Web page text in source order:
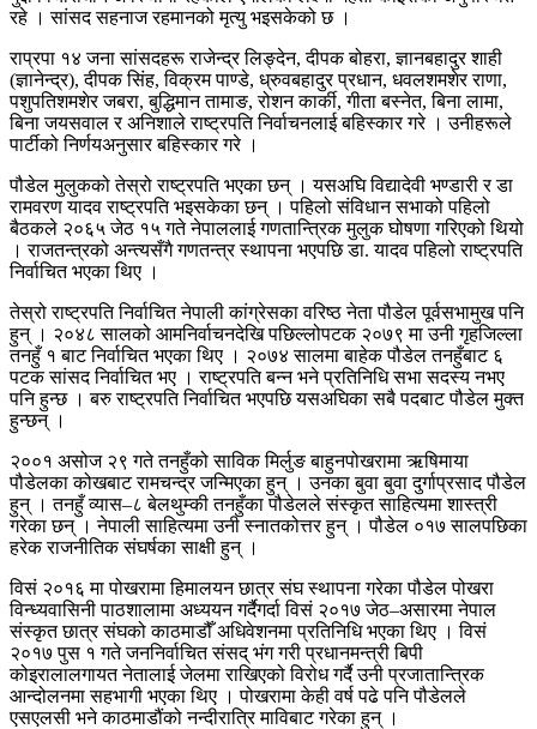
रहे । सांसद सहनाज रहमानको मृत्यु भइसकेको छ ।
राप्रपा १४ जना सांसदहरू राजेन्द्र लिङ्देन, दीपक बोहरा, ज्ञानबहादुर शाही
(ज्ञानेन्द्र), दीपक सिंह, विक्रम पाण्डे, ध्रुवबहादुर प्रधान, धवलशमशेर राणा,
पशुपतिशमशेर जबरा, बुद्धिमान तामाङ, रोशन कार्की, गीता बस्नेत, बिना लामा,
बिना जयसवाल र अनिशाले राष्ट्रपति निर्वाचनलाई बहिस्कार गरे । उनीहरूले
पार्टीको निर्णयअनुसार बहिस्कार गरे ।
पौडेल मुलुकको तेस्रो राष्ट्रपति भएका छन् । यसअघि विद्यादेवी भण्डारी र डा
रामवरण यादव राष्ट्रपति भइसकेका छन् । पहिलो संविधान सभाको पहिलो
बैठकले २०६५ जेठ १५ गते नेपाललाई गणतान्त्रिक मुलुक घोषणा गरिएको थियो
। राजतन्त्रको अन्त्यसँगै गणतन्त्र स्थापना भएपछि डा. यादव पहिलो राष्ट्रपति
निर्वाचित भएका थिए ।
तेस्रो राष्ट्रपति निर्वाचित नेपाली कांग्रेसका वरिष्ठ नेता पौडेल पूर्वसभामुख पनि
हुन् । २०४८ सालको आमनिर्वाचनदेखि पछिल्लोपटक २०७९ मा उनी गृहजिल्ला
तनहुँ १ बाट निर्वाचित भएका थिए । २०७४ सालमा बाहेक पौडेल तनहुँबाट ६
पटक सांसद निर्वाचित भए । राष्ट्रपति बन्न भने प्रतिनिधि सभा सदस्य नभए
पनि हुन्छ । बरु राष्ट्रपति निर्वाचित भएपछि यसअघिका सबै पदबाट पौडेल मुक्त
हुन्छन् ।
२००१ असोज २९ गते तनहुँको साविक मिर्लुङ बाहुनपोखरामा ऋषिमाया
पौडेलका कोखबाट रामचन्द्र जन्मिएका हुन् । उनका बुवा बुवा दुर्गाप्रसाद पौडेल
हुन् । तनहुँ व्यास–८ बेलथुम्की तनहुँका पौडेलले संस्कृत साहित्यमा शास्त्री
गरेका छन् । नेपाली साहित्यमा उनी स्नातकोत्तर हुन् । पौडेल ०१७ सालपछिका
हरेक राजनीतिक संघर्षका साक्षी हुन् ।
विसं २०१६ मा पोखरामा हिमालयन छात्र संघ स्थापना गरेका पौडेल पोखरा
विन्ध्यवासिनी पाठशालामा अध्ययन गर्दैगर्दा विसं २०१७ जेठ–असारमा नेपाल
संस्कृत छात्र संघको काठमाडौँ अधिवेशनमा प्रतिनिधि भएका थिए । विसं
२०१७ पुस १ गते जननिर्वाचित संसद् भंग गरी प्रधानमन्त्री बिपी
कोइरालालगायत नेतालाई जेलमा राखिएको विरोध गर्दै उनी प्रजातान्त्रिक
आन्दोलनमा सहभागी भएका थिए । पोखरामा केही वर्ष पढे पनि पौडेलले
एसएलसी भने काठमाडौंको नन्दीरात्रि माविबाट गरेका हुन् ।